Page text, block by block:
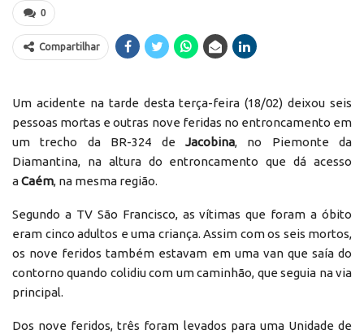
0
Compartilhar
Um acidente na tarde desta terça-feira (18/02) deixou seis
pessoas mortas e outras nove feridas no entroncamento em
um trecho da BR-324 de Jacobina, no Piemonte da
Diamantina, na altura do entroncamento que dá acesso
aCaém, na mesma região.
Segundo a TV São Francisco, as vítimas que foram a óbito
eram cinco adultos e uma criança. Assim com os seis mortos,
os nove feridos também estavam em uma van que saía do
contorno quando colidiu com um caminhão, que seguia na via
principal.
Dos nove feridos, três foram levados para uma Unidade de